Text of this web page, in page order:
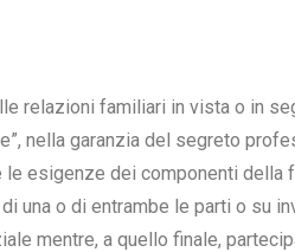
relazioni familiari in vista o in
nella garanzia del segreto
esigenze dei componenti
una o di entrambe le parti o su
mentre, a quello finale,